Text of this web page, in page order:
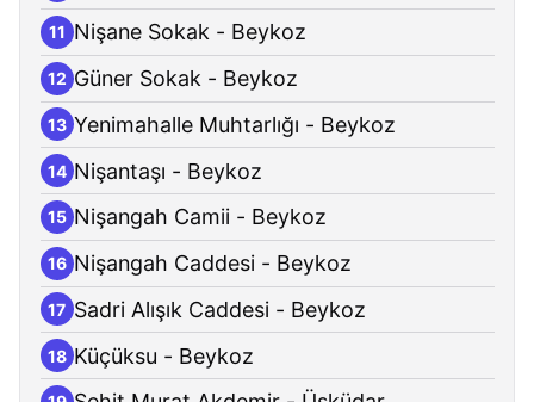
11 Nişane Sokak - Beykoz
12 Güner Sokak - Beykoz
13 Yenimahalle Muhtarlığı - Beykoz
14 Nişantaşı - Beykoz
15 Nişangah Camii - Beykoz
16 Nişangah Caddesi - Beykoz
17 Sadri Alışık Caddesi - Beykoz
18 Küçüksu - Beykoz